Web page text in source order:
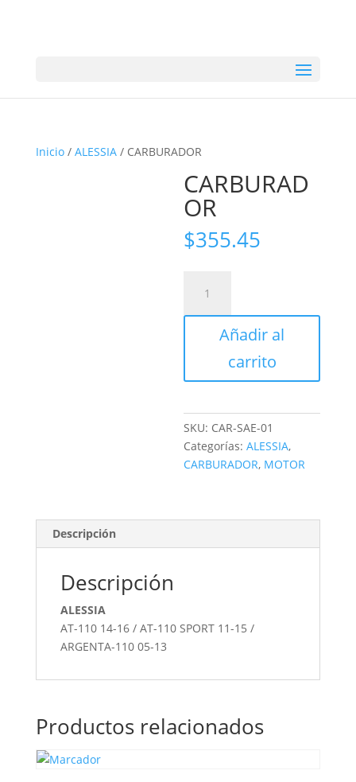
Inicio/ ALESSIA/ CARBURADOR
CARBURAD
OR
$355.45
cantidad
Añadir al
carrito
SKU: CAR-SAE-01
Categorías:ALESSIA,
CARBURADOR, MOTOR
Descripción
Descripción
ALESSIA
AT-110 14-16 / AT-110 SPORT 11-15 /
ARGENTA-110 05-13
Productos relacionados